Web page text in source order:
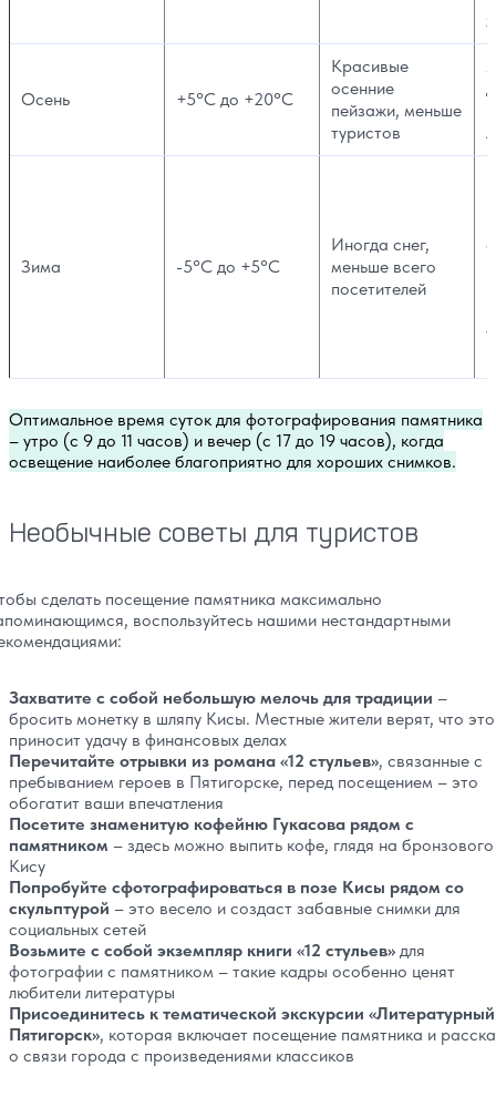
Осень +5°C до +20°C
Красивые
осенние
пейзажи, меньше
туристов
Зима -5°C до +5°C
Иногда снег,
меньше всего
посетителей
Оптимальное время суток для фотографирования памятника
– утро (с 9 до 11 часов) и вечер (с 17 до 19 часов), когда
освещение наиболее благоприятно для хороших снимков.
Необычные советы для туристов
сделать посещение памятника максимально
воспользуйтесь нашими нестандартными
Захватите с собой небольшую мелочь для традиции –
бросить монетку в шляпу Кисы. Местные жители верят, что это
приносит удачу в финансовых делах
Перечитайте отрывки из романа «12 стульев», связанные с
пребыванием героев в Пятигорске, перед посещением – это
обогатит ваши впечатления
Посетите знаменитую кофейню Гукасова рядом с
памятником – здесь можно выпить кофе, глядя на бронзового
Кису
Попробуйте сфотографироваться в позе Кисы рядом со
скульптурой – это весело и создаст забавные снимки для
социальных сетей
Возьмите с собой экземпляр книги «12 стульев» для
фотографии с памятником – такие кадры особенно ценят
любители литературы
Присоединитесь к тематической экскурсии «Литературный
Пятигорск», которая включает посещение памятника и
о связи города с произведениями классиков